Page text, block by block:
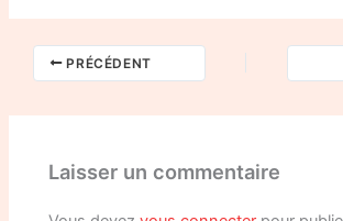
PRÉCÉDENT
Laisser un commentaire